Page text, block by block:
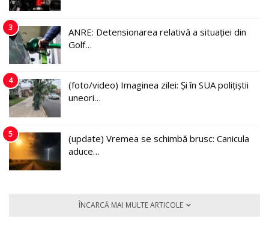
3
ANRE: Detensionarea relativă a situației din
Golf…
4
(foto/video) Imaginea zilei: Și în SUA polițiștii
uneori…
5
(update) Vremea se schimbă brusc: Canicula
aduce…
ÎNCARCĂ MAI MULTE ARTICOLE